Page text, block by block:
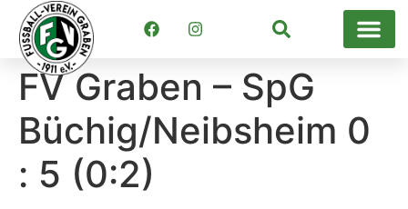
Suchen
FV Graben – SpG
Büchig/Neibsheim 0
: 5 (0:2)